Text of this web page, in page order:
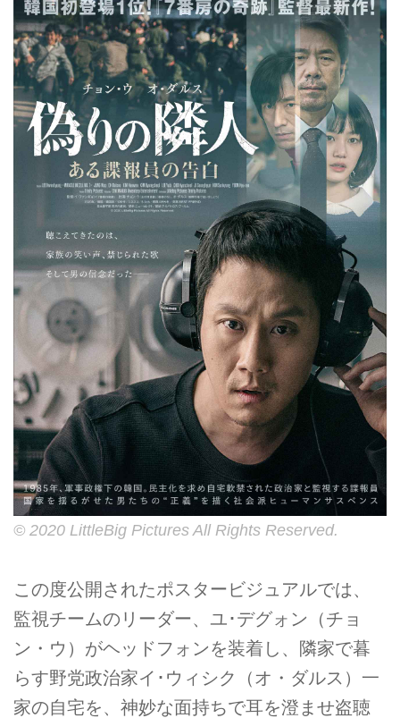
© 2020 LittleBig Pictures All Rights Reserved.
この度公開されたポスタービジュアルでは、
監視チームのリーダー、ユ･デグォン（チョ
ン・ウ）がヘッドフォンを装着し、隣家で暮
らす野党政治家イ･ウィシク（オ・ダルス）一
家の自宅を、神妙な面持ちで耳を澄ませ盗聴